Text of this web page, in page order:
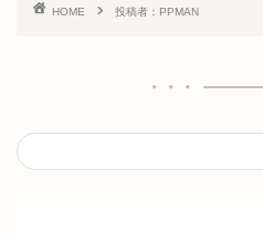
HOME 投稿者：PPMAN